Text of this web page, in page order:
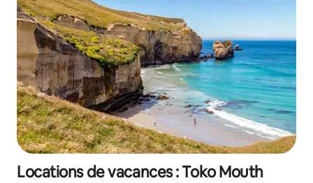
Locations de vacances : Toko Mouth